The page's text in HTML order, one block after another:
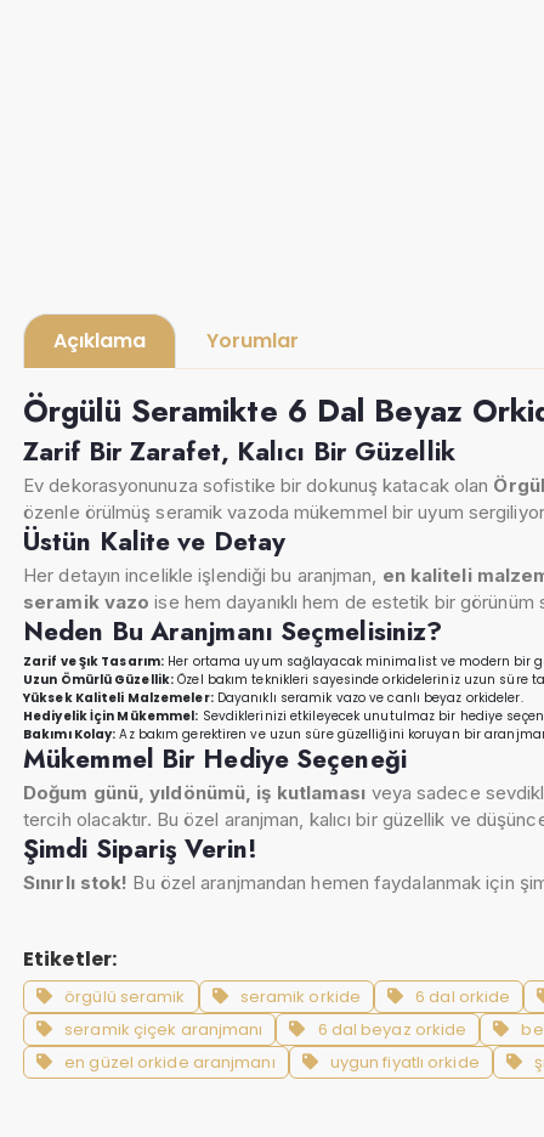
Açıklama Yorumlar
Örgülü Seramikte 6 Dal Beyaz
Zarif Bir Zarafet, Kalıcı Bir Güzellik
Ev dekorasyonunuza sofistike bir dokunuş katacak olan
özenle örülmüş seramik vazoda mükemmel bir uyum
Üstün Kalite ve Detay
Her detayın incelikle işlendiği bu aranjman, en kaliteli
seramik vazo ise hem dayanıklı hem de estetik bir görünüm
Neden Bu Aranjmanı Seçmelisiniz?
Zarif ve Şık Tasarım: Her ortama uyum sağlayacak minimalist ve modern bir
Uzun Ömürlü Güzellik: Özel bakım teknikleri sayesinde orkideleriniz uzun süre
Yüksek Kaliteli Malzemeler:Dayanıklı seramik vazo ve canlı beyaz orkideler.
Hediyelik İçin Mükemmel: Sevdiklerinizi etkileyecek unutulmaz bir hediye
Bakımı Kolay: Az bakım gerektiren ve uzun süre güzelliğini koruyan bir
Mükemmel Bir Hediye Seçeneği
Doğum günü, yıldönümü, iş kutlaması veya sadece
tercih olacaktır. Bu özel aranjman, kalıcı bir güzellik ve
Şimdi Sipariş Verin!
Sınırlı stok! Bu özel aranjmandan hemen faydalanmak için
Etiketler:
örgülü seramik seramik orkide 6 dal orkide
seramik çiçek aranjmanı
6 dal beyaz orkide
en güzel orkide aranjmanı
uygun fiyatlı orkide